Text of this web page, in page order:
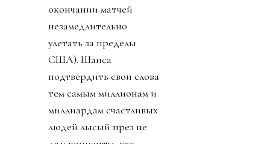
окончании матчей
незамедлительно
улетать за пределы
США). Шанса
подтвердить свои слова
тем самым миллионам и
миллиардам счастливых
людей лысый през не